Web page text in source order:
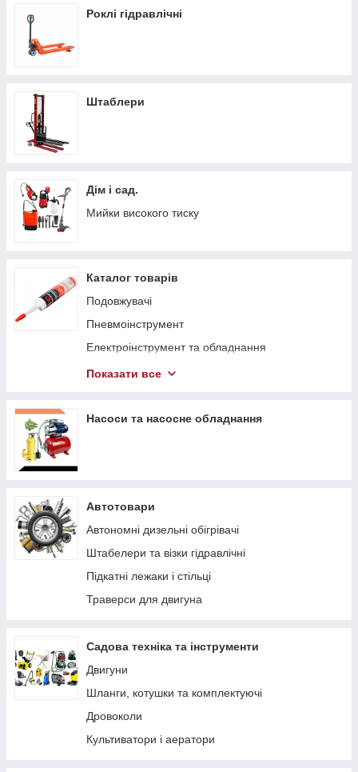
Роклі гідравлічні
Штаблери
Дім і сад.
Мийки високого тиску
Каталог товарів
Подовжувачі
Пневмоінструмент
Електроінструмент та обладнання
Компресори
Показати все
Насоси та насосне обладнання
Автотовари
Автономні дизельні обігрівачі
Штабелери та візки гідравлічні
Підкaтні лeжaки і cтільці
Траверси для двигуна
Садова техніка та інструменти
Двигуни
Шланги, котушки та комплектуючі
Дровоколи
Культиватори і аератори